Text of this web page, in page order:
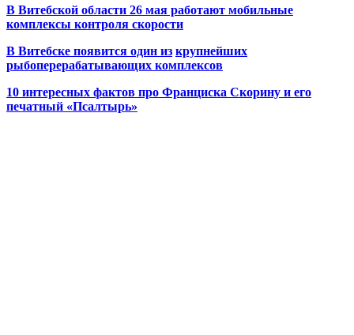
В Витебской области 26 мая работают мобильные
комплексы контроля скорости
В Витебске появится один из крупнейших
рыбоперерабатывающих комплексов
10 интересных фактов про Франциска Скорину и его
печатный «Псалтырь»